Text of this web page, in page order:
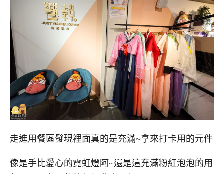
走進用餐區發現裡面真的是充滿~拿來打卡用的元件
像是手比愛心的霓虹燈阿~還是這充滿粉紅泡泡的用